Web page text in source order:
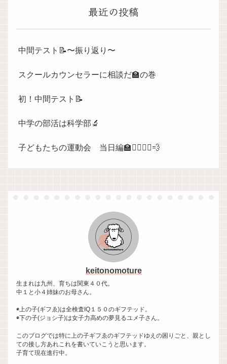
最近の投稿
中間テスト📝〜振り返り〜
スクールカウンセラーに相談だ🏫の巻
初！中間テスト📝
中学の部活は科学部🔬
子どもたちの運動会 当日編🏫🏃‍♀️🏃‍♀️💨
keitonomoture
生まれは九州、育ちは関東４０代。
中１と小４姉妹のお母さん。
◉上の子(ギフゑ)は全検査IQ１５０のギフテッド。
◉下の子(ジョシ子)は女子力高めの夢見るユメ子さん。
このブログでは特に上の子ギフゑのギフテッドゆえの困りごと、親とし
ての接し方あれこれを書いていこうと思います。
子育て現在進行中。